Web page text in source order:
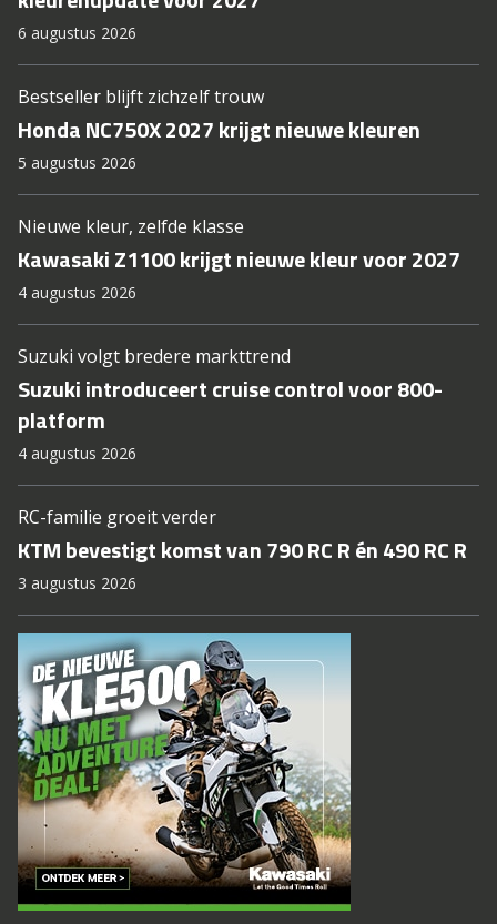
6 augustus 2026
Bestseller blijft zichzelf trouw
Honda NC750X 2027 krijgt nieuwe kleuren
5 augustus 2026
Nieuwe kleur, zelfde klasse
Kawasaki Z1100 krijgt nieuwe kleur voor 2027
4 augustus 2026
Suzuki volgt bredere markttrend
Suzuki introduceert cruise control voor 800-
platform
4 augustus 2026
RC-familie groeit verder
KTM bevestigt komst van 790 RC R én 490 RC R
3 augustus 2026